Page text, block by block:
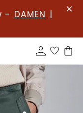
- DAMEN |